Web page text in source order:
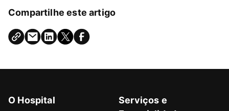
Compartilhe este artigo
O Hospital
Serviços e